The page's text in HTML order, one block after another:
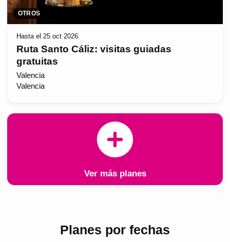
OTROS
Hasta el 25 oct 2026
Ruta Santo Cáliz: visitas guiadas
gratuitas
Valencia
Valencia
Ver más planes
Planes por fechas